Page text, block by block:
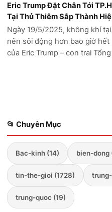
Eric Trump Đặt Chân Tới
Tại Thủ Thiêm Sắp Thành
Ngày 19/5/2025, không khí
nên sôi động hơn bao giờ
của Eric Trump – con trai
📂 Chuyên Mục
Bac-kinh (14) bien-dong
tin-the-gioi (1728)
trung-quoc (19)